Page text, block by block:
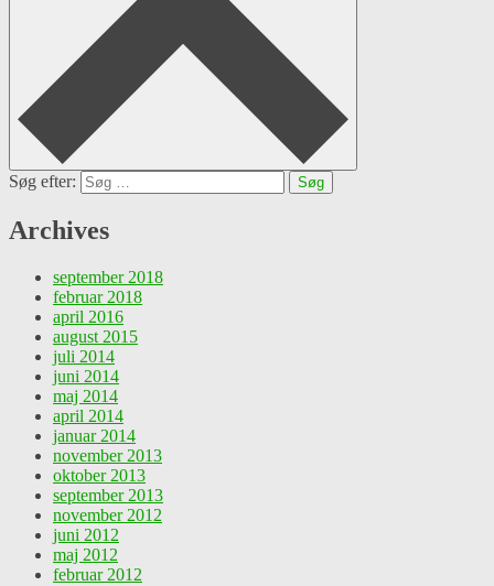
Søg efter:
Archives
september 2018
februar 2018
april 2016
august 2015
juli 2014
juni 2014
maj 2014
april 2014
januar 2014
november 2013
oktober 2013
september 2013
november 2012
juni 2012
maj 2012
februar 2012